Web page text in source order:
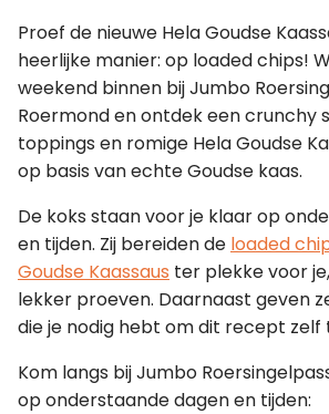
Proef de nieuwe Hela Goudse
heerlijke manier: op loaded chips!
weekend binnen bij Jumbo
Roermond en ontdek een crunchy
toppings en romige Hela Goudse
op basis van echte Goudse kaas.
De koks staan voor je klaar op
en tijden. Zij bereiden de loaded
Goudse Kaassaus ter plekke voor
lekker proeven. Daarnaast geven
die je nodig hebt om dit recept zelf
Kom langs bij Jumbo
op onderstaande dagen en tijden: